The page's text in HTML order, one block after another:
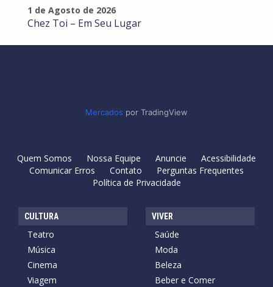
1 de Agosto de 2026
Chez Toi – Em Seu Lugar
Mercados por TradingView
Quem Somos Nossa Equipe Anuncie
Acessibilidade
Comunicar Erros
Contato
Perguntas Frequentes
Política de Privacidade
CULTURA
Teatro
Música
Cinema
Viagem
VIVER
Saúde
Moda
Beleza
Beber e Comer